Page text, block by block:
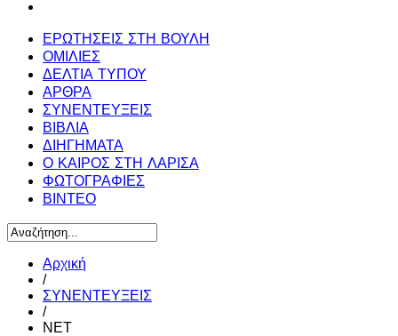
ΕΡΩΤΗΣΕΙΣ ΣΤΗ ΒΟΥΛΗ
ΟΜΙΛΙΕΣ
ΔΕΛΤΙΑ ΤΥΠΟΥ
ΑΡΘΡΑ
ΣΥΝΕΝΤΕΥΞΕΙΣ
ΒΙΒΛΙΑ
ΔΙΗΓΗΜΑΤΑ
Ο ΚΑΙΡΟΣ ΣΤΗ ΛΑΡΙΣΑ
ΦΩΤΟΓΡΑΦΙΕΣ
ΒΙΝΤΕΟ
Αρχική
/
ΣΥΝΕΝΤΕΥΞΕΙΣ
/
ΝΕΤ